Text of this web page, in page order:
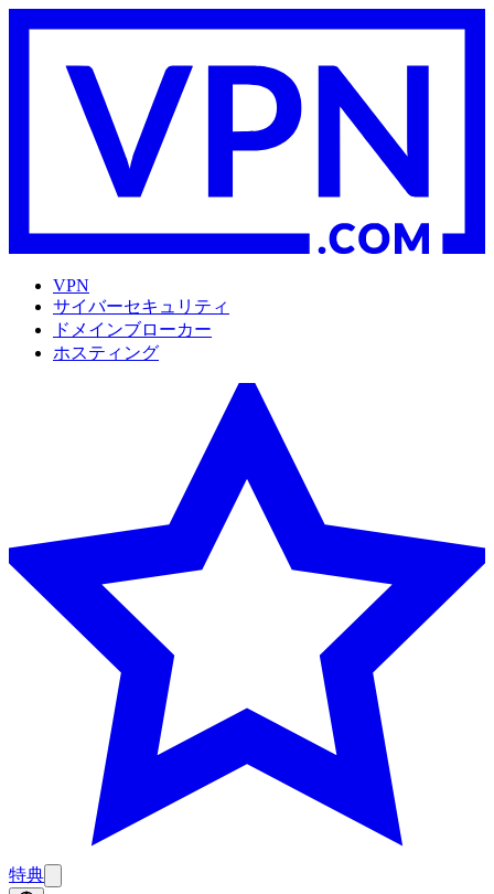
VPN
サイバーセキュリティ
ドメインブローカー
ホスティング
特典